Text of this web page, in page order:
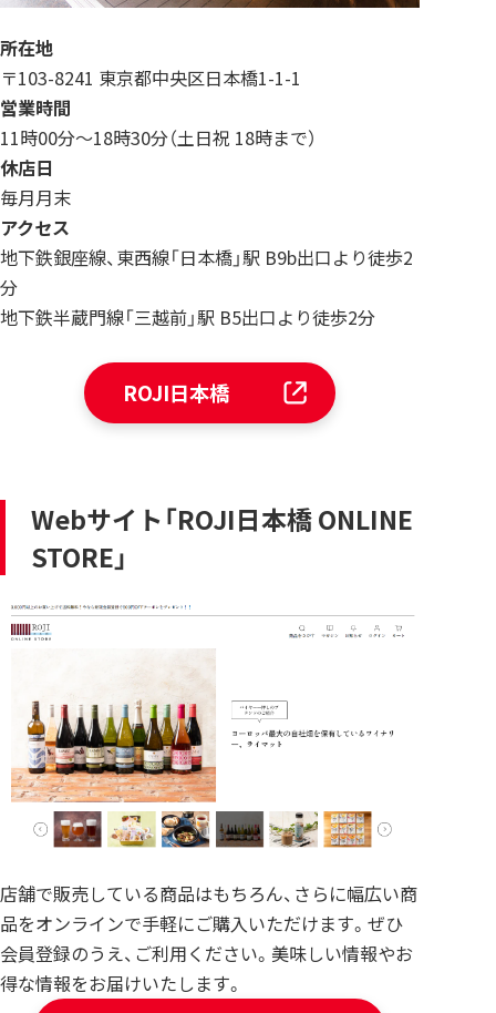
所在地
〒103-8241 東京都中央区日本橋1-1-1
営業時間
11時00分～18時30分（土日祝 18時まで）
休店日
毎月月末
アクセス
地下鉄銀座線、東西線「日本橋」駅 B9b出口より徒歩2
分
地下鉄半蔵門線「三越前」駅 B5出口より徒歩2分
ROJI日本橋
Webサイト「ROJI日本橋 ONLINE
STORE」
店舗で販売している商品はもちろん、さらに幅広い商
品をオンラインで手軽にご購入いただけます。ぜひ
会員登録のうえ、ご利用ください。美味しい情報やお
得な情報をお届けいたします。